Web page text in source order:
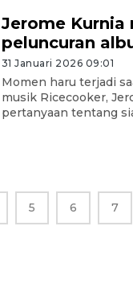
Jerome Kurnia
peluncuran
31 Januari 2026 09:01
Momen haru terjadi
musik Ricecooker,
pertanyaan tentang
5 6 7
1 Juni